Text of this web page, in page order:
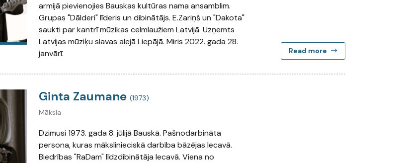
armijā pievienojies Bauskas kultūras nama ansamblim.
Grupas "Dālderi" līderis un dibinātājs. E.Zariņš un "Dakota"
saukti par kantrī mūzikas celmlaužiem Latvijā. Uzņemts
Latvijas mūziķu slavas alejā Liepājā. Miris 2022. gada 28.
janvārī.
Read more
Ginta Zaumane (1973)
Māksla
Dzimusi 1973. gada 8. jūlijā Bauskā. Pašnodarbināta
persona, kuras mākslinieciskā darbība bāzējas Iecavā.
Biedrības "RaDam" līdzdibinātāja Iecavā. Viena no